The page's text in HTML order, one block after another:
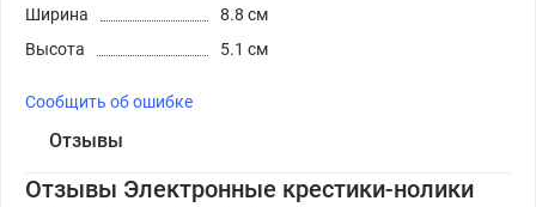
Ширина
8.8 см
Высота
5.1 см
Сообщить об ошибке
Отзывы
Отзывы Электронные крестики-нолики